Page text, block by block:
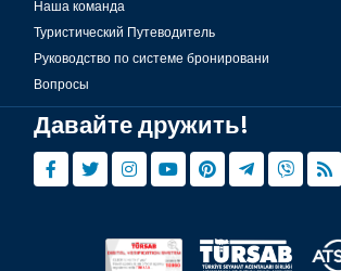
Наша команда
Туристический Путеводитель
Руководство по системе бронировани
Вопросы
Давайте дружить!